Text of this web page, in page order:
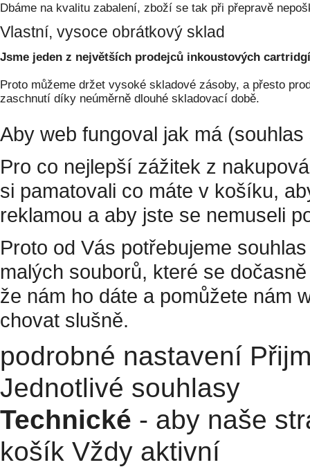
Dbáme na kvalitu zabalení, zboží se tak při přepravě
Vlastní, vysoce obrátkový sklad
Jsme jeden z největších prodejců inkoustových
Proto můžeme držet vysoké skladové zásoby, a přesto
zaschnutí díky neúměrně dlouhé skladovací době.
Aby web fungoval jak má
Pro co nejlepší zážitek z
si pamatovali co máte v košíku,
reklamou a aby jste se nemuseli
Proto od Vás potřebujeme
malých souborů, které se
že nám ho dáte a pomůžete nám
chovat slušně.
podrobné nastavení
Jednotlivé souhlasy
Technické - aby naše
košík Vždy aktivní